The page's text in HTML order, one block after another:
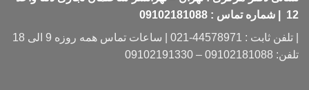
12 | شماره تماس : 09102181088
| تلفن ثابت : 44578971-021 | ساعات تماس همه روزه 9 الی 18
تلفن: 09102181088 – 09102191330